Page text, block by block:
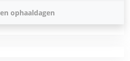
ophaaldagen